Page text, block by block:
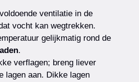
ventilatie in de
vocht kan wegtrekken.
gelijkmatig rond de
.
verflagen; breng liever
lagen aan. Dikke lagen